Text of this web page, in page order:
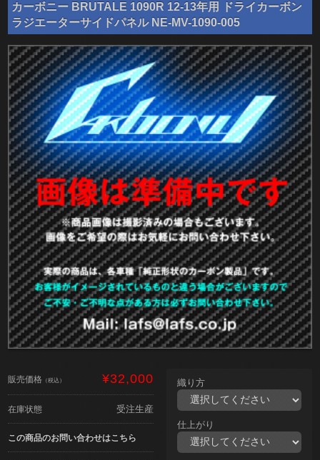
カーボニー BRUTALE 1090R 12-13年用 ドライカーボン
ラジエーターサイドパネル NE-MV-1090-005
販売価格 （税込） ¥32,000
在庫状態 受注生産
この商品のお問い合わせはこちら
織り方
仕上がり